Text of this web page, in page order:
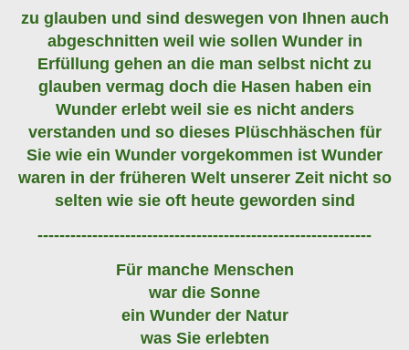
zu glauben und sind deswegen von Ihnen auch
abgeschnitten weil wie sollen Wunder in
Erfüllung gehen an die man selbst nicht zu
glauben vermag doch die Hasen haben ein
Wunder erlebt weil sie es nicht anders
verstanden und so dieses Plüschhäschen für
Sie wie ein Wunder vorgekommen ist Wunder
waren in der früheren Welt unserer Zeit nicht so
selten wie sie oft heute geworden sind
-------------------------------------------------------------
Für manche Menschen
war die Sonne
ein Wunder der Natur
was Sie erlebten